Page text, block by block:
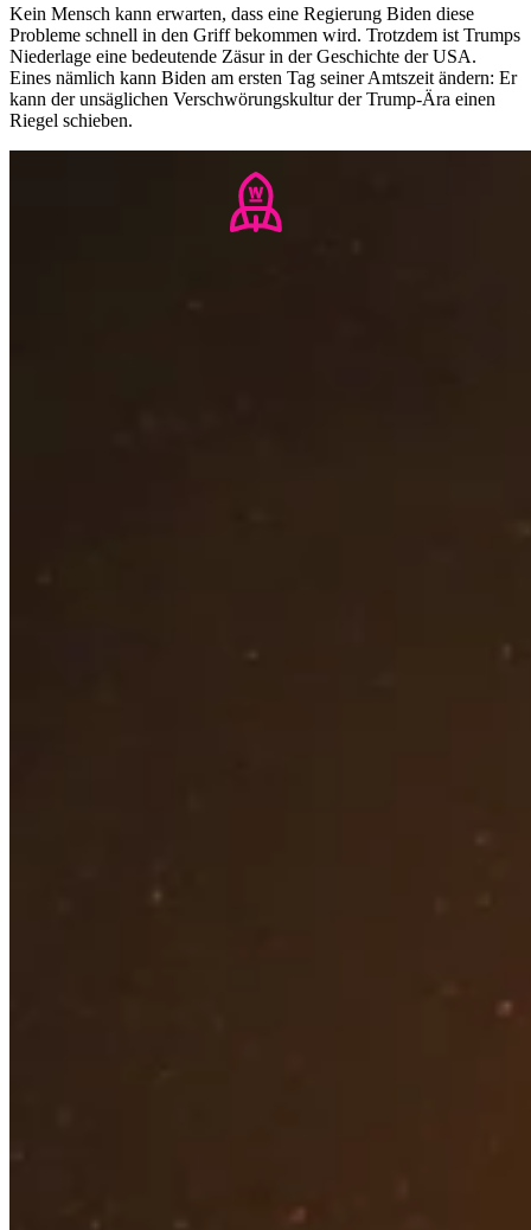
Kein Mensch kann erwarten, dass eine Regierung Biden diese
Probleme schnell in den Griff bekommen wird. Trotzdem ist Trumps
Niederlage eine bedeutende Zäsur in der Geschichte der USA.
Eines nämlich kann Biden am ersten Tag seiner Amtszeit ändern: Er
kann der unsäglichen Verschwörungskultur der Trump-Ära einen
Riegel schieben.